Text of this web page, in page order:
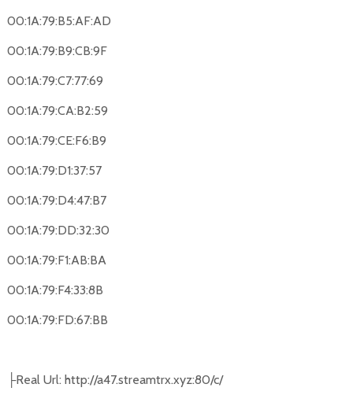
00:1A:79:B5:AF:AD
00:1A:79:B9:CB:9F
00:1A:79:C7:77:69
00:1A:79:CA:B2:59
00:1A:79:CE:F6:B9
00:1A:79:D1:37:57
00:1A:79:D4:47:B7
00:1A:79:DD:32:30
00:1A:79:F1:AB:BA
00:1A:79:F4:33:8B
00:1A:79:FD:67:BB
├Real Url: http://a47.streamtrx.xyz:80/c/